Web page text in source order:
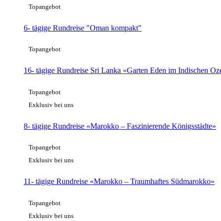
Topangebot
6- tägige Rundreise "Oman kompakt"
Topangebot
16- tägige Rundreise Sri Lanka «Garten Eden im Indischen
Topangebot
Exklusiv bei uns
8- tägige Rundreise «Marokko – Faszinierende Königsstädte»
Topangebot
Exklusiv bei uns
11- tägige Rundreise «Marokko – Traumhaftes Südmarokko»
Topangebot
Exklusiv bei uns